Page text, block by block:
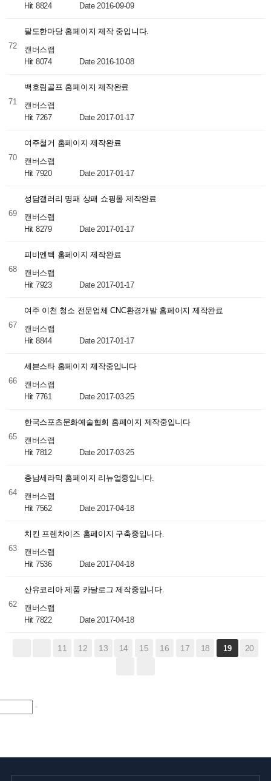
Hit 8824 Date 2016-09-09
72
팔도한마당 홈페이지 제작 중입니다.
캔버스랩
Hit 8074 Date 2016-10-08
71
백호림골프 홈페이지 제작완료
캔버스랩
Hit 7267 Date 2017-01-17
70
여주철거 홈페이지 제작완료
캔버스랩
Hit 7920 Date 2017-01-17
69
성담갤러리 명패 상패 쇼핑몰 제작완료
캔버스랩
Hit 8279 Date 2017-01-17
68
피비엔텍 홈페이지 제작완료
캔버스랩
Hit 7923 Date 2017-01-17
67
여주 이천 청소 전문업체 CNC환경개발 홈페이지 제작완료
캔버스랩
Hit 8844 Date 2017-01-17
66
세븐스타 홈페이지 제작중입니다
캔버스랩
Hit 7761 Date 2017-03-25
65
한국스포츠문화예술협회 홈페이지 제작중입니다
캔버스랩
Hit 7812 Date 2017-03-25
64
충남세라믹 홈페이지 리뉴얼중입니다.
캔버스랩
Hit 7562 Date 2017-04-18
63
치킨 프렌차이즈 홈페이지 구축중입니다.
캔버스랩
Hit 7536 Date 2017-04-18
62
산유코리아 제품 카달로그 제작중입니다.
캔버스랩
Hit 7822 Date 2017-04-18
11 12 13 14 15 16 17 18 19 20